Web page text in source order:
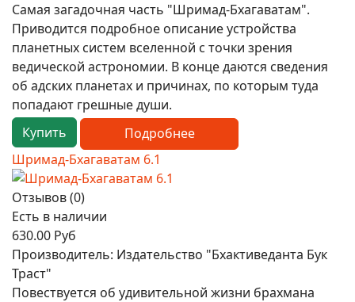
Самая загадочная часть "Шримад-Бхагаватам".
Приводится подробное описание устройства
планетных систем вселенной с точки зрения
ведической астрономии. В конце даются сведения
об адских планетах и причинах, по которым туда
попадают грешные души.
Купить
Подробнее
Шримад-Бхагаватам 6.1
Отзывов (0)
Есть в наличии
630.00 Руб
Производитель: Издательство "Бхактиведанта Бук
Траст"
Повествуется об удивительной жизни брахмана